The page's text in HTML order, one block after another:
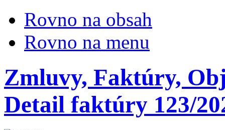
Rovno na obsah
Rovno na menu
Zmluvy, Faktúry,
Detail faktúry 123/